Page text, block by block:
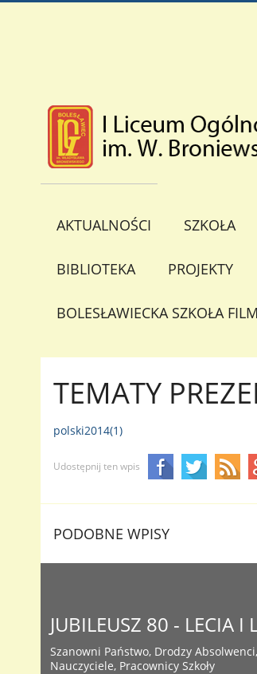
AKTUALNOŚCI SZKOŁA
BIBLIOTEKA PROJEKTY
BOLESŁAWIECKA SZKOŁA
TEMATY
polski2014(1)
Udostępnij ten wpis
PODOBNE WPISY
JUBILEUSZ 80 - LECIA I
Szanowni Państwo, Drodzy Absolwenci,
Nauczyciele, Pracownicy Szkoły